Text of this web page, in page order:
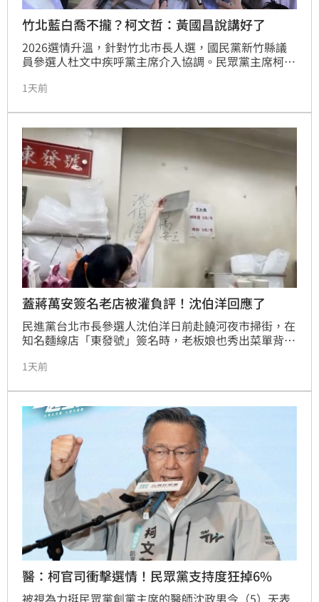
竹北藍白喬不攏？柯文哲：黃國昌說講好了
2026選情升溫，針對竹北市長人選，國民黨新竹縣議
員參選人杜文中疾呼黨主席介入協調。民眾黨主席柯文
直接參與，僅聽聞黃國昌說雙方都有講好了，「但我不
1天前
蓋蔣萬安簽名老店被灌負評！沈伯洋回應了
民進黨台北市長參選人沈伯洋日前赴饒河夜市掃街，在
知名麵線店「東發號」簽名時，老板娘也秀出菜單背後
伯洋對此嚴正呼籲，東發號是他小時候就有的好吃店
線。他強調，希望蔣萬安也能呼籲支持者保持理性，停
止這類行為。
1天前
醫：柯官司衝擊選情！民眾黨支持度狂掉6%
被視為力挺民眾黨創黨主席的醫師沈政男今（5）天表